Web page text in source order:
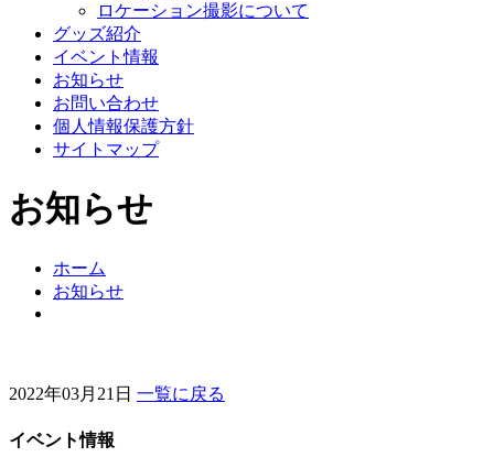
ロケーション撮影について
グッズ紹介
イベント情報
お知らせ
お問い合わせ
個人情報保護方針
サイトマップ
お知らせ
ホーム
お知らせ
2022年03月21日 一覧に戻る
イベント情報